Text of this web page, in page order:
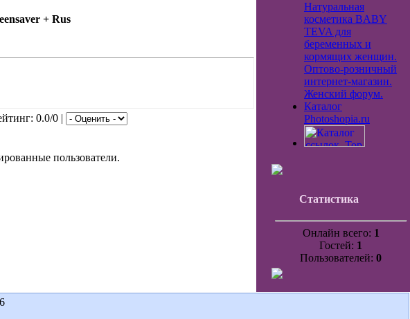
+ Rus
0.0/0 |
пользователи.
Натуральная
косметика BABY
TEVA для
беременных и
кормящих женщин.
Оптово-розничный
интернет-магазин.
Женский форум.
Каталог
Photoshopia.ru
Статистика
Онлайн всего: 1
Гостей: 1
Пользователей: 0